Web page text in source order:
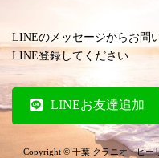
LINEのメッセージからお問
LINE登録してください
LINEお友達追加
Copyright © 千葉 クラニオ・ヒー